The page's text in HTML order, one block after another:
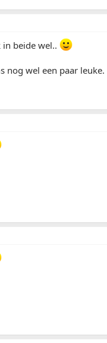
beide wel..
nog wel een paar leuke.